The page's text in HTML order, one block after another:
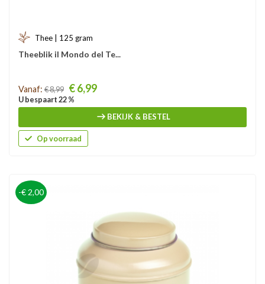
Thee | 125 gram
Theeblik il Mondo del Te...
Prijs
Vanaf: € 8,99 € 6,99
U bespaart 22 %
BEKIJK & BESTEL
Op voorraad
-€ 2,00